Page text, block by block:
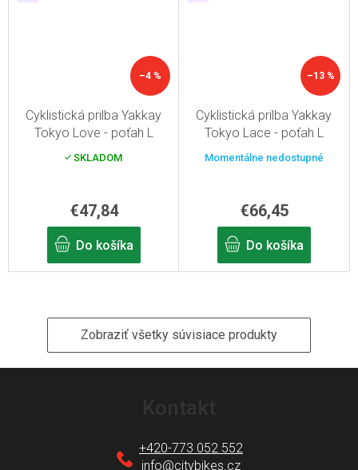
–4 %
Cyklistická prilba Yakkay
Tokyo Love - poťah L
SKLADOM
€47,84
Do košíka
–13 %
Cyklistická prilba Yakkay
Tokyo Lace - poťah L
Momentálne nedostupné
€66,45
Do košíka
Zobraziť všetky súvisiace produkty
info@citybikes.cz
+420-773 052 552